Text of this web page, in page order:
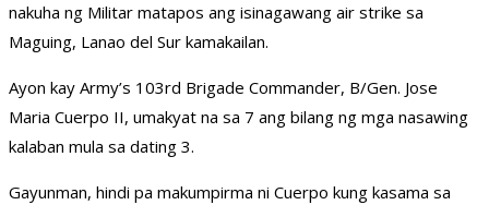
nakuha ng Militar matapos ang isinagawang air strike sa
Maguing, Lanao del Sur kamakailan.
Ayon kay Army’s 103rd Brigade Commander, B/Gen. Jose
Maria Cuerpo II, umakyat na sa 7 ang bilang ng mga nasawing
kalaban mula sa dating 3.
Gayunman, hindi pa makumpirma ni Cuerpo kung kasama sa